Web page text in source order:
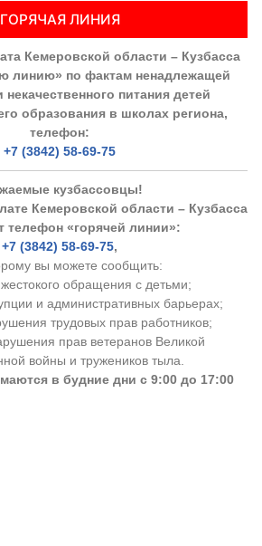
ГОРЯЧАЯ ЛИНИЯ
Кемеровской области – Кузбасса
линию» по фактам ненадлежащей
некачественного питания детей
образования в школах региона,
телефон:
+7 (3842) 58-69-75
кузбассовцы!
Кемеровской области – Кузбасса
телефон «горячей линии»:
+7 (3842) 58-69-75,
вы можете сообщить:
обращения с детьми;
и административных барьерах;
трудовых прав работников;
прав ветеранов Великой
войны и тружеников тыла.
в будние дни с 9:00 до 17:00